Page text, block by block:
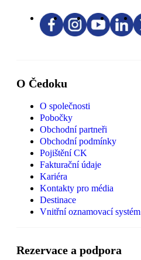
O Čedoku
O společnosti
Pobočky
Obchodní partneři
Obchodní podmínky
Pojištění CK
Fakturační údaje
Kariéra
Kontakty pro média
Destinace
Vnitřní oznamovací systém
Rezervace a podpora